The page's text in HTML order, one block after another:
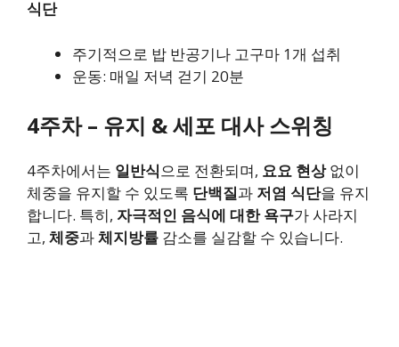
식단
주기적으로 밥 반공기나 고구마 1개 섭취
운동: 매일 저녁 걷기 20분
4주차 – 유지 & 세포 대사 스위칭
4주차에서는 일반식으로 전환되며, 요요 현상없이
체중을 유지할 수 있도록 단백질과 저염 식단을 유지
합니다. 특히, 자극적인 음식에 대한 욕구가 사라지
고, 체중과체지방률 감소를 실감할 수 있습니다.